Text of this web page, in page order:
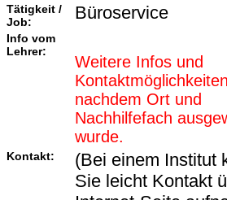
Tätigkeit /
Job:
Büroservice
Info vom
Lehrer:
Weitere Infos und
nachdem Ort und
Nachhilfefach
wurde.
Kontakt:
(Bei einem Institut
Sie leicht Kontakt